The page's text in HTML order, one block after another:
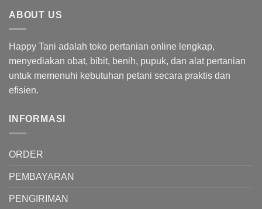
ABOUT US
Happy Tani adalah toko pertanian online lengkap,
menyediakan obat, bibit, benih, pupuk, dan alat pertanian
untuk memenuhi kebutuhan petani secara praktis dan
efisien.
INFORMASI
ORDER
PEMBAYARAN
PENGIRIMAN